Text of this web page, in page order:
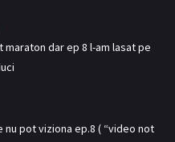
dar ep 8 l-am lasat pe
pot viziona ep.8 ( “video not